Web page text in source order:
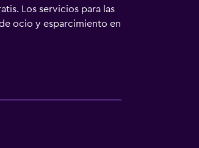
Los servicios para las
ocio y esparcimiento en
abajo en las